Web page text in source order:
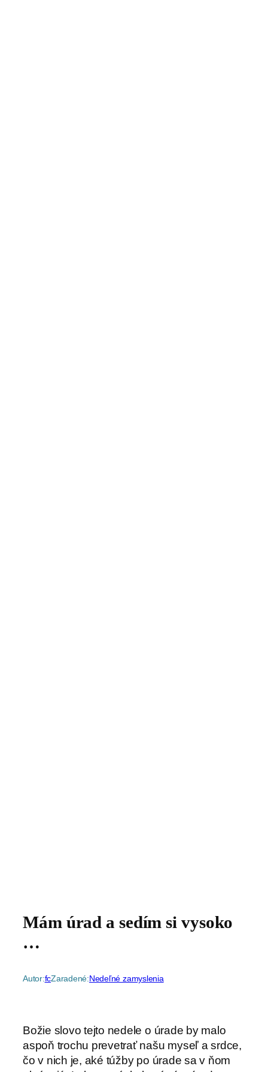
Mám úrad a sedím si vysoko
…
Autor:fcZaradené:Nedeľné zamyslenia
Božie slovo tejto nedele o úrade by malo
aspoň trochu prevetrať našu myseľ a srdce,
čo v nich je, aké túžby po úrade sa v ňom